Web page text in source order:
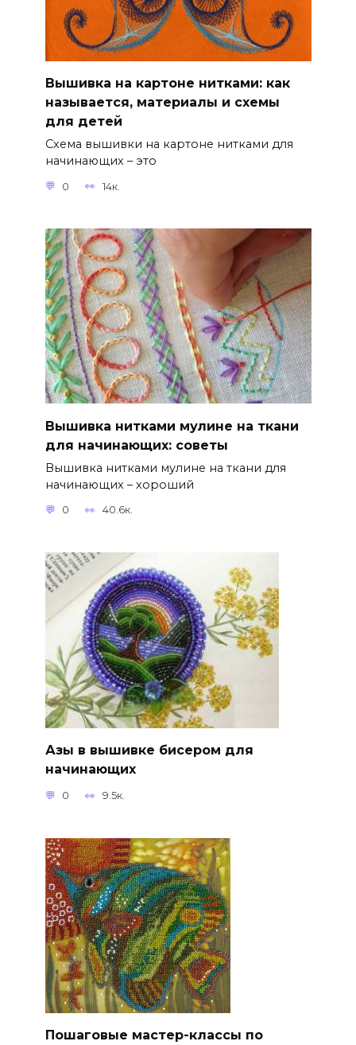
Вышивка на картоне нитками: как
называется, материалы и схемы
для детей
Схема вышивки на картоне нитками для
начинающих – это
0 14к.
Вышивка нитками мулине на ткани
для начинающих: советы
Вышивка нитками мулине на ткани для
начинающих – хороший
0 40.6к.
Азы в вышивке бисером для
начинающих
0 9.5к.
Пошаговые мастер-классы по